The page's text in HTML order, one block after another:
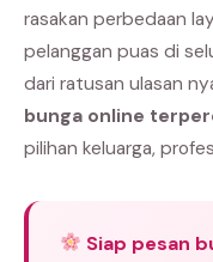
rasakan perbedaan
pelanggan puas di
dari ratusan ulasan
bunga online
pilihan keluarga,
Siap pesan